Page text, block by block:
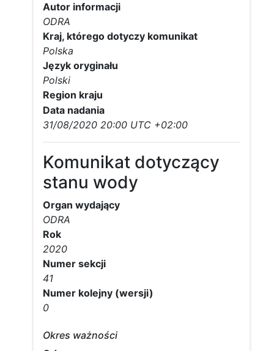
Autor informacji
ODRA
Kraj, którego dotyczy komunikat
Polska
Język oryginału
Polski
Region kraju
Data nadania
31/08/2020 20:00 UTC +02:00
Komunikat dotyczący
stanu wody
Organ wydający
ODRA
Rok
2020
Numer sekcji
41
Numer kolejny (wersji)
0
Okres ważności